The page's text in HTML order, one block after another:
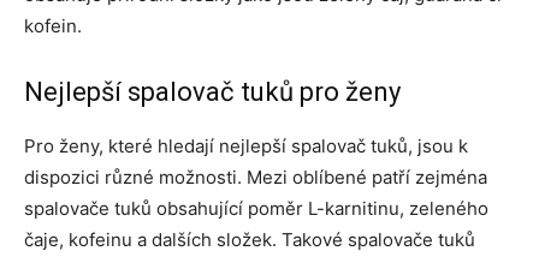
kofein.
Nejlepší spalovač tuků pro ženy
Pro ženy, které hledají nejlepší spalovač tuků, jsou k
dispozici různé možnosti. Mezi oblíbené patří zejména
spalovače tuků obsahující poměr L-karnitinu, zeleného
čaje, kofeinu a dalších složek. Takové spalovače tuků